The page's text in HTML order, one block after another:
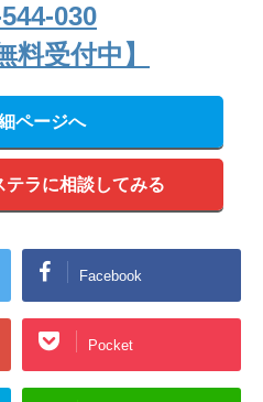
030
料受付中】
ページへ
テラに相談してみる
Facebook
Pocket